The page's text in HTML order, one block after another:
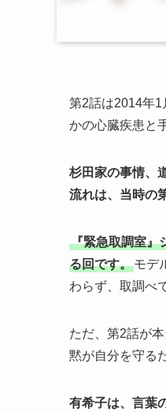
第2話は2014年1
かの心臓疾患と
杉田家の事情、
流れは、当時の
『緊急取調室』
る回です。モデ
わらず、取調べ
ただ、第2話が
黙が自分を守る
有希子は、言葉